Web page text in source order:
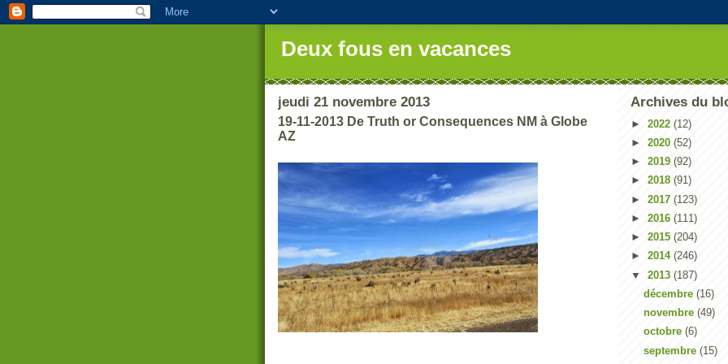
Deux fous en vacances
jeudi 21 novembre 2013
19-11-2013 De Truth or Consequences NM à Globe
AZ
Archives du
► 2022 (12)
► 2020 (52)
► 2019 (92)
► 2018 (91)
► 2017 (123)
► 2016 (111)
► 2015 (204)
► 2014 (246)
▼ 2013 (187)
décembre (16)
novembre (49)
octobre (6)
septembre (15)